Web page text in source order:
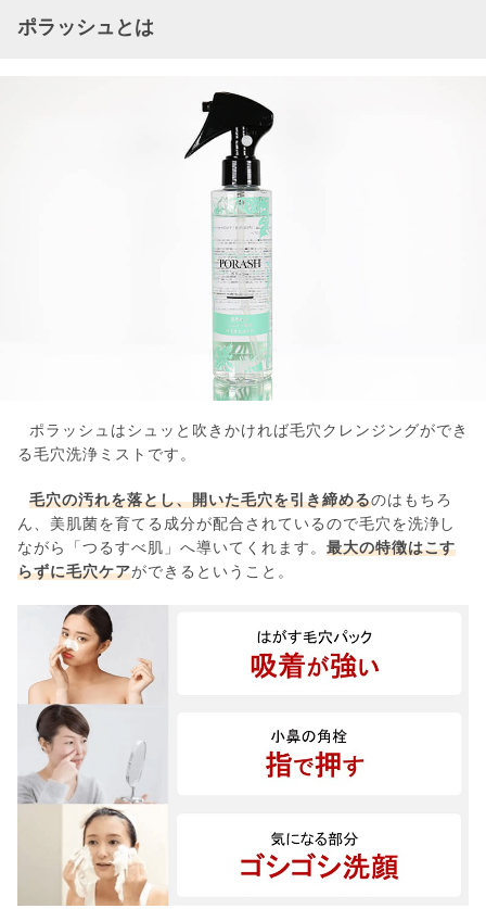
ポラッシュとは
ポラッシュはシュッと吹きかければ毛穴クレンジングができ
る毛穴洗浄ミストです。
毛穴の汚れを落とし、開いた毛穴を引き締めるのはもちろ
ん、美肌菌を育てる成分が配合されているので毛穴を洗浄し
ながら「つるすべ肌」へ導いてくれます。 最大の特徴はこす
らずに毛穴ケアができるということ。